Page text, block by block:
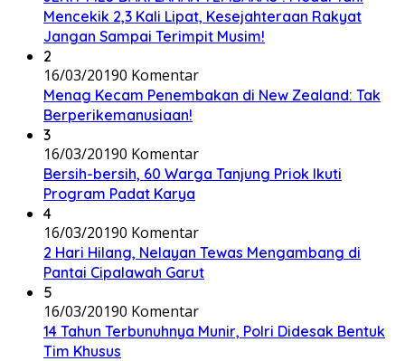
Mencekik 2,3 Kali Lipat, Kesejahteraan Rakyat
Jangan Sampai Terimpit Musim!
2
16/03/20190 Komentar
Menag Kecam Penembakan di New Zealand: Tak
Berperikemanusiaan!
3
16/03/20190 Komentar
Bersih-bersih, 60 Warga Tanjung Priok Ikuti
Program Padat Karya
4
16/03/20190 Komentar
2 Hari Hilang, Nelayan Tewas Mengambang di
Pantai Cipalawah Garut
5
16/03/20190 Komentar
14 Tahun Terbunuhnya Munir, Polri Didesak Bentuk
Tim Khusus